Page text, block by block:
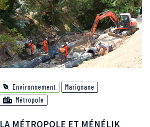
Environnement
Marignane
Métropole
LA MÉTROPOLE ET MÉNÉLIK